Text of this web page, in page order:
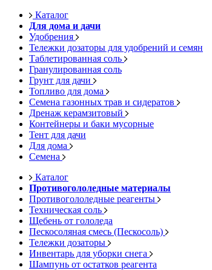
Каталог
Для дома и дачи
Удобрения
Тележки дозаторы для удобрений и семян
Таблетированная соль
Гранулированная соль
Грунт для дачи
Топливо для дома
Семена газонных трав и сидератов
Дренаж керамзитовый
Контейнеры и баки мусорные
Тент для дачи
Для дома
Семена
Каталог
Противогололедные материалы
Противогололедные реагенты
Техническая соль
Щебень от гололеда
Пескосоляная смесь (Пескосоль)
Тележки дозаторы
Инвентарь для уборки снега
Шампунь от остатков реагента